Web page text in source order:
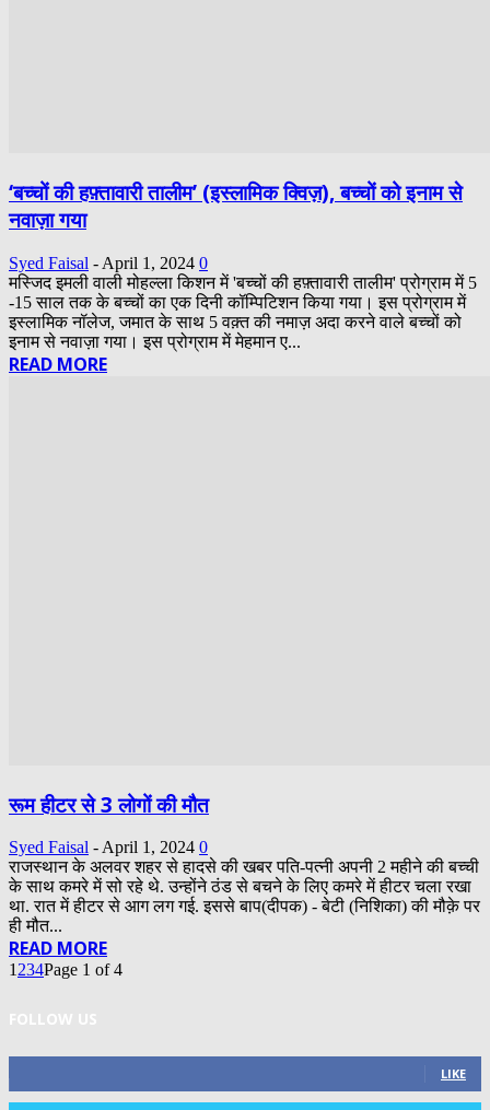
‘बच्चों की हफ़्तावारी तालीम’ (इस्लामिक क्विज़), बच्चों को इनाम से
नवाज़ा गया
Syed Faisal - April 1, 2024 0
मस्जिद इमली वाली मोहल्ला किशन में 'बच्चों की हफ़्तावारी तालीम' प्रोग्राम में 5
-15 साल तक के बच्चों का एक दिनी कॉम्पिटिशन किया गया। इस प्रोग्राम में
इस्लामिक नॉलेज, जमात के साथ 5 वक़्त की नमाज़ अदा करने वाले बच्चों को
इनाम से नवाज़ा गया। इस प्रोग्राम में मेहमान ए...
READ MORE
रूम हीटर से 3 लोगों की मौत
Syed Faisal - April 1, 2024 0
राजस्थान के अलवर शहर से हादसे की खबर पति-पत्नी अपनी 2 महीने की बच्ची
के साथ कमरे में सो रहे थे. उन्होंने ठंड से बचने के लिए कमरे में हीटर चला रखा
था. रात में हीटर से आग लग गई. इससे बाप(दीपक) - बेटी (निशिका) की मौक़े पर
ही मौत...
READ MORE
1 234Page 1 of 4
FOLLOW US
LIKE